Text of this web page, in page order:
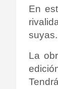
En
suyas.
La